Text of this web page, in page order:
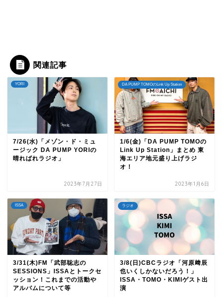
関連記事
YORI
7/26(水)「メゾン・ド・ミュ
ージック DA PUMP YORIの
晴ればれラジオ」
2023年7月27日
DA PUMP TOMOのLink Up Station
1/6(金)「DA PUMP TOMOの
Link Up Station」まとめ 東
海エリア地元盛り上げラジ
オ！
2023年1月6日
ISSA
3/31(木)FM「武部聡志の
SESSIONS」ISSAとトークセ
ッション！これまでの活動や
アルバムについて等
ラジオ
3/8(日)CBCラジオ「河原﨑辰
也いくしかないだろう！」
ISSA・TOMO・KIMIゲスト出
演